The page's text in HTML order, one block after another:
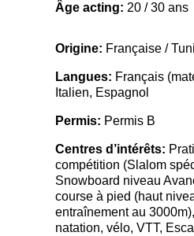
Âge acting: 20 / 30 ans
Origine: Française /
Langues: Français
Italien, Espagnol
Permis: Permis B
Centres d’intérêts:
compétition (Slalom
Snowboard niveau
course à pied (haut
entraînement au
natation, vélo, VTT,